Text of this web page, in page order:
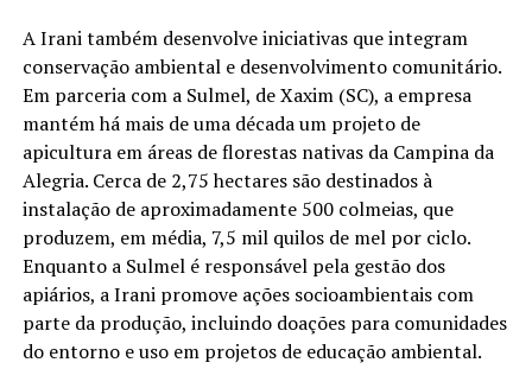
A Irani também desenvolve iniciativas que integram
conservação ambiental e desenvolvimento comunitário.
Em parceria com a Sulmel, de Xaxim (SC), a empresa
mantém há mais de uma década um projeto de
apicultura em áreas de florestas nativas da Campina da
Alegria. Cerca de 2,75 hectares são destinados à
instalação de aproximadamente 500 colmeias, que
produzem, em média, 7,5 mil quilos de mel por ciclo.
Enquanto a Sulmel é responsável pela gestão dos
apiários, a Irani promove ações socioambientais com
parte da produção, incluindo doações para comunidades
do entorno e uso em projetos de educação ambiental.